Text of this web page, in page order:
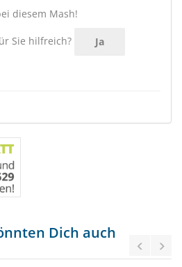
diesem Mash!
Sie hilfreich? Ja
Dich auch